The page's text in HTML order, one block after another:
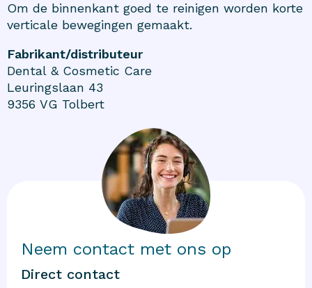
Om de binnenkant goed te reinigen worden korte
verticale bewegingen gemaakt.
Fabrikant/distributeur
Dental & Cosmetic Care
Leuringslaan 43
9356 VG Tolbert
Neem contact met ons op
Direct contact